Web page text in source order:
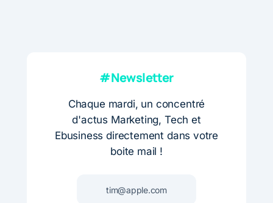
#Newsletter
Chaque mardi, un concentré
d'actus Marketing, Tech et
Ebusiness directement dans votre
boite mail !